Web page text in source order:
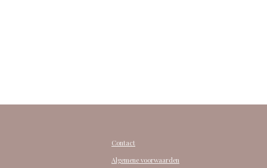
Contact
Algemene voorwaarden